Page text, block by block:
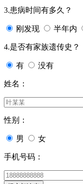
3.患病时间有多久？
刚发现 半年内
4.是否有家族遗传史？
有 没有
姓名：
性别：
男 女
手机号码：